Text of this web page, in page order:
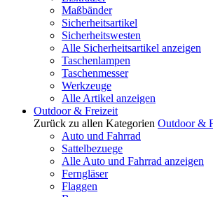
Maßbänder
Sicherheitsartikel
Sicherheitswesten
Alle Sicherheitsartikel anzeigen
Taschenlampen
Taschenmesser
Werkzeuge
Alle Artikel anzeigen
Outdoor & Freizeit
Zurück zu allen Kategorien Outdoor &
Auto und Fahrrad
Sattelbezuege
Alle Auto und Fahrrad anzeigen
Ferngläser
Flaggen